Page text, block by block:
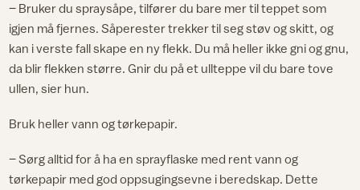
– Bruker du spraysåpe, tilfører du bare mer til teppet som
igjen må fjernes. Såperester trekker til seg støv og skitt, og
kan i verste fall skape en ny flekk. Du må heller ikke gni og gnu,
da blir flekken større. Gnir du på et ullteppe vil du bare tove
ullen, sier hun.
Bruk heller vann og tørkepapir.
– Sørg alltid for å ha en sprayflaske med rent vann og
tørkepapir med god oppsugingsevne i beredskap. Dette